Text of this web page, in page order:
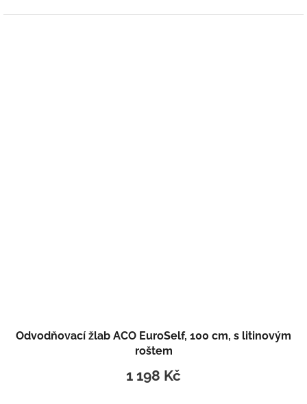
Odvodňovací žlab ACO EuroSelf, 100 cm, s litinovým
roštem
1 198 Kč